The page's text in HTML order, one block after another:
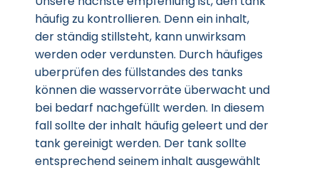
häufig zu kontrollieren. Denn ein inhalt,
der ständig stillsteht, kann unwirksam
werden oder verdunsten. Durch häufiges
uberprüfen des füllstandes des tanks
können die wasservorräte überwacht und
bei bedarf nachgefüllt werden. In diesem
fall sollte der inhalt häufig geleert und der
tank gereinigt werden. Der tank sollte
entsprechend seinem inhalt ausgewählt